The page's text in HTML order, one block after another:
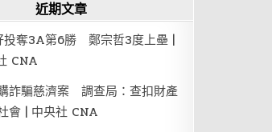
近期文章
投奪3A第6勝 鄭宗哲3度上壘 |
CNA
詐騙慈濟案 調查局：查扣財產
會 | 中央社 CNA